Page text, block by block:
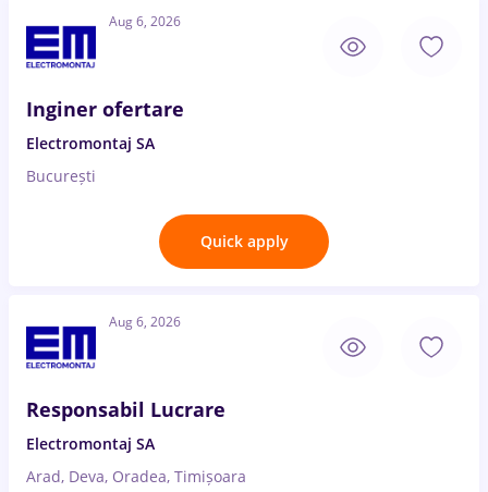
Aug 6, 2026
Inginer ofertare
Electromontaj SA
București
Quick apply
Aug 6, 2026
Responsabil Lucrare
Electromontaj SA
Arad, Deva, Oradea, Timișoara